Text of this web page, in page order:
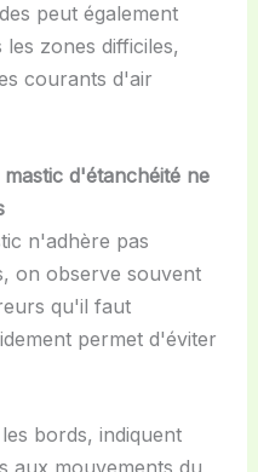
peut également
zones difficiles,
courants d'air
d'étanchéité ne
n'adhère pas
on observe souvent
qu'il faut
permet d'éviter
bords, indiquent